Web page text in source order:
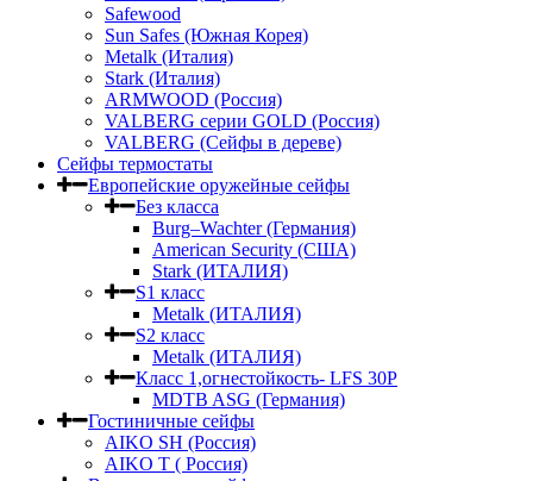
Safewood
Sun Safes (Южная Корея)
Metalk (Италия)
Stark (Италия)
ARMWOOD (Россия)
VALBERG серии GOLD (Россия)
VALBERG (Сейфы в дереве)
Сейфы термостаты
Европейские оружейные сейфы
Без класса
Burg–Wachter (Германия)
American Security (США)
Stark (ИТАЛИЯ)
S1 класс
Metalk (ИТАЛИЯ)
S2 класс
Metalk (ИТАЛИЯ)
Класс 1,огнестойкость- LFS 30P
MDTB ASG (Германия)
Гостиничные сейфы
AIKO SH (Россия)
AIKO Т ( Россия)